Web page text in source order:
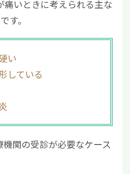
みが長引く方は再生医療
痛いときに考えられる主な
す。
い
している
関の受診が必要なケース